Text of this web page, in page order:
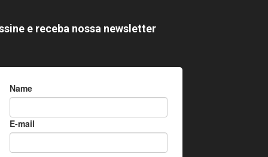
e receba nossa newsletter